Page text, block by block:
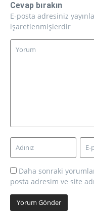
Cevap bırakın
E-posta adresiniz
işaretlenmişlerdir
Daha sonraki
posta adresim ve site